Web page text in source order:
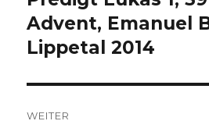
Beitrag:
Advent, Emanuel
Lippetal 2014
WEITER